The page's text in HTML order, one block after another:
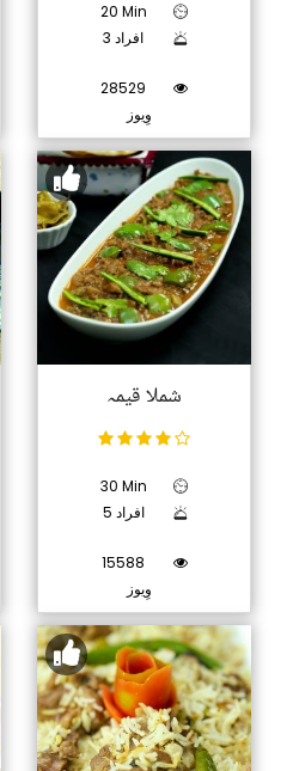
20 Min
3 افراد
28529
وِیوز
شملا قیمہ
30 Min
5 افراد
15588
وِیوز